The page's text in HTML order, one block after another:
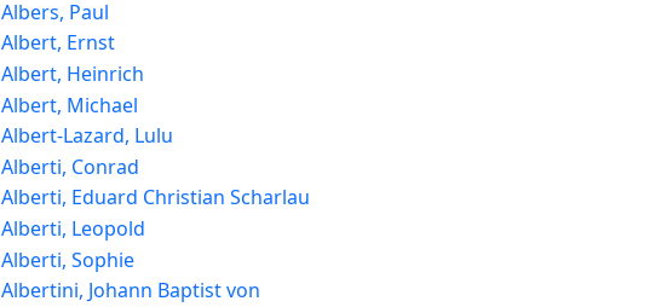
Albers, Paul
Albert, Ernst
Albert, Heinrich
Albert, Michael
Albert-Lazard, Lulu
Alberti, Conrad
Alberti, Eduard Christian Scharlau
Alberti, Leopold
Alberti, Sophie
Albertini, Johann Baptist von